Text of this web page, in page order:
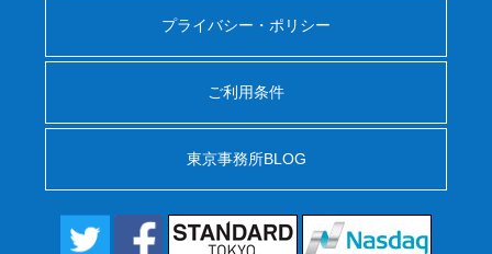
プライバシー・ポリシー
ご利用条件
東京事務所BLOG